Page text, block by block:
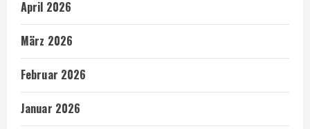
April 2026
März 2026
Februar 2026
Januar 2026